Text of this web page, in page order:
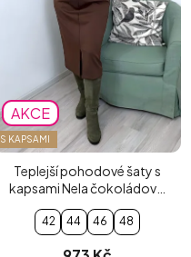
AKCE
S KAPSAMI
Teplejší pohodové šaty s
kapsami Nela čokoládově
42 44 46 48